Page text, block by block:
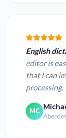
English
editor is
that I can
processing.
MC